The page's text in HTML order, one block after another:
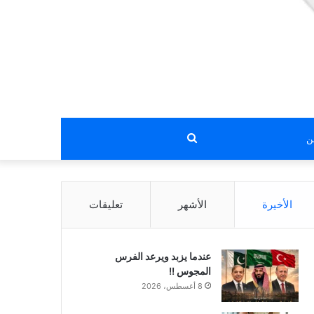
بحث
عن
الأخيرة
الأشهر تعليقات
عندما يزبد ويرعد الفرس
المجوس !!
8 أغسطس، 2026